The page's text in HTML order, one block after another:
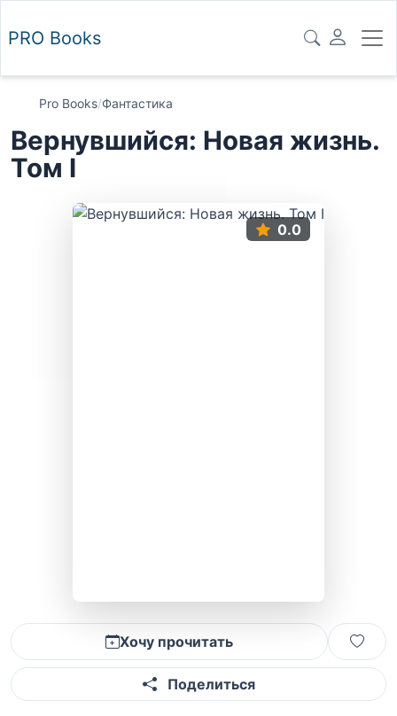
PRO Books
Pro Books/Фантастика
Вернувшийся: Новая жизнь.
Том I
0.0
Хочу прочитать
Поделиться